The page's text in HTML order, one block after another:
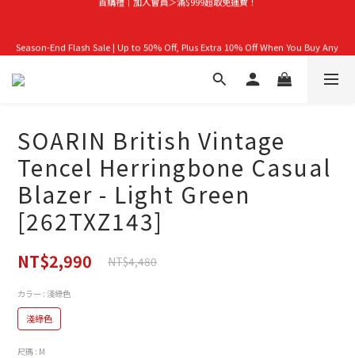
2 Items!
首購禮｜加入會員＞滿$999超取免運費！
SOARIN British Vintage
Tencel Herringbone Casual
Blazer - Light Green
[262TXZ143]
NT$2,990 NT$4,480
カラー : 淺綠色
淺綠色
尺碼 : M